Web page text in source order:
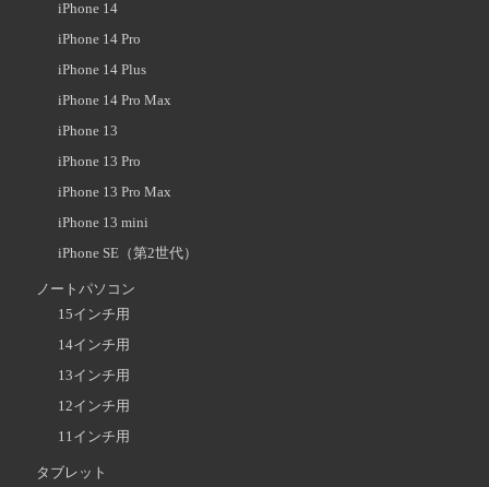
iPhone 14
iPhone 14 Pro
iPhone 14 Plus
iPhone 14 Pro Max
iPhone 13
iPhone 13 Pro
iPhone 13 Pro Max
iPhone 13 mini
iPhone SE（第2世代）
ノートパソコン
15インチ用
14インチ用
13インチ用
12インチ用
11インチ用
タブレット